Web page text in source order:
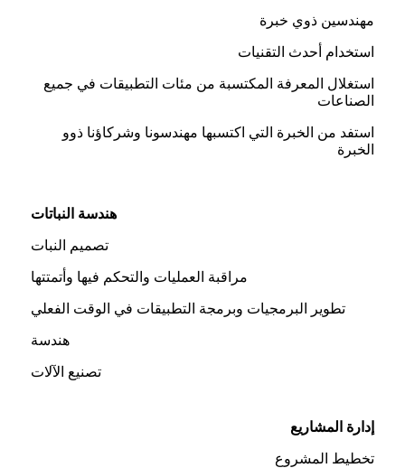
مهندسين ذوي خبرة
استخدام أحدث التقنيات
استغلال المعرفة المكتسبة من مئات التطبيقات في جميع
الصناعات
استفد من الخبرة التي اكتسبها مهندسونا وشركاؤنا ذوو
الخبرة
هندسة النباتات
تصميم النبات
مراقبة العمليات والتحكم فيها وأتمتتها
تطوير البرمجيات وبرمجة التطبيقات في الوقت الفعلي
هندسة
تصنيع الآلات
إدارة المشاريع
تخطيط المشروع